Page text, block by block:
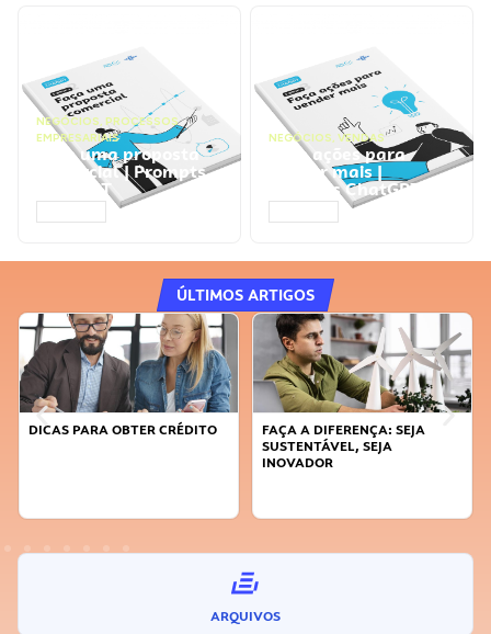
NEGÓCIOS, PROCESSOS
EMPRESARIAIS
Faça uma proposta
comercial | Prompts
ChatGPT
NEGÓCIOS, VENDAS
Faça ações para
vender mais |
Prompts ChatGPT
ÚLTIMOS ARTIGOS
DICAS PARA OBTER CRÉDITO
FAÇA A DIFERENÇA: SEJA
SUSTENTÁVEL, SEJA
INOVADOR
ARQUIVOS